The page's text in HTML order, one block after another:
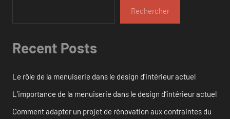
Rechercher
Recent Posts
Le rôle de la menuiserie dans le design d’intérieur actuel
L’importance de la menuiserie dans le design d’intérieur actuel
Comment adapter un projet de rénovation aux contraintes du